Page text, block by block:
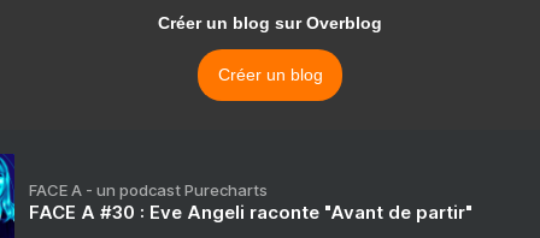
Créer un blog sur Overblog
Créer un blog
FACE A - un podcast Purecharts
FACE A #30 : Eve Angeli raconte "Avant de partir"